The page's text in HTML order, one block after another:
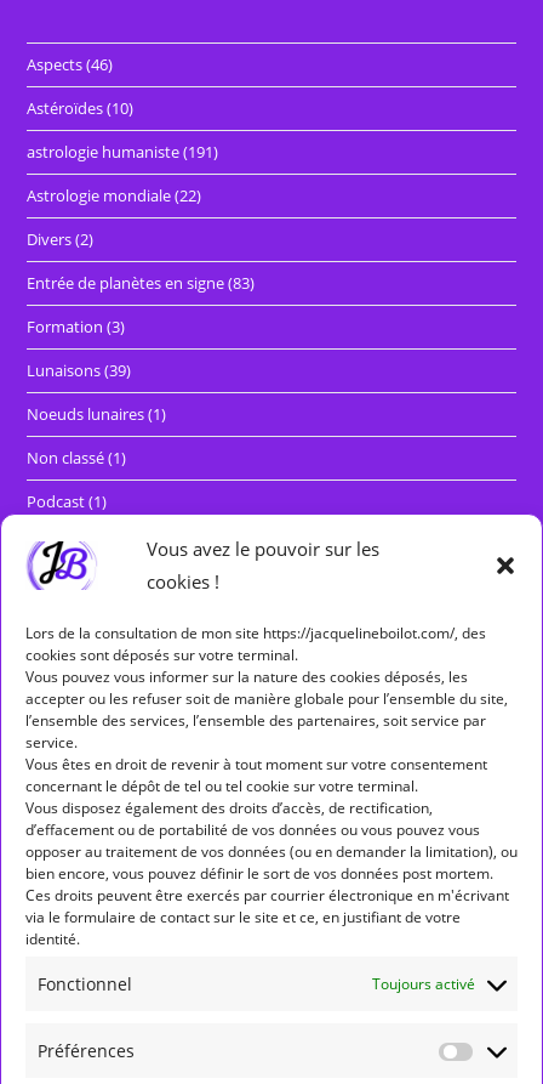
Vous avez le pouvoir sur les
cookies !
Lors de la consultation de mon site https://jacquelineboilot.com/, des
cookies sont déposés sur votre terminal.
Vous pouvez vous informer sur la nature des cookies déposés, les
accepter ou les refuser soit de manière globale pour l’ensemble du site,
l’ensemble des services, l’ensemble des partenaires, soit service par
service.
Vous êtes en droit de revenir à tout moment sur votre consentement
concernant le dépôt de tel ou tel cookie sur votre terminal.
Vous disposez également des droits d’accès, de rectification,
d’effacement ou de portabilité de vos données ou vous pouvez vous
opposer au traitement de vos données (ou en demander la limitation), ou
bien encore, vous pouvez définir le sort de vos données post mortem.
Ces droits peuvent être exercés par courrier électronique en m'écrivant
via le formulaire de contact sur le site et ce, en justifiant de votre
identité.
Fonctionnel Toujours activé
Préférences
Aspects(46)
Astéroïdes(10)
astrologie humaniste(191)
Astrologie mondiale(22)
Divers(2)
Entrée de planètes en signe(83)
Formation (3)
Lunaisons(39)
Noeuds lunaires(1)
Non classé(1)
Podcast(1)
Rétrogradations et marches directes(29)
Séminaires
Étiquettes
ALLÔ ALLÔ MERCURE ASPECT ASPECTS
ASTROLOGIE ASTROLOGIE HUMANISTE
ASTROLOGIE MONDIALE ASTÉROÏDES BALANCE
BÉLIER CANCER CAPRICORNE CARRÉ
CONJONCTION ENTRÉE DE PLANÈTE EN SIGNE
FORMATION JUNON
LUNAISON
OPPOSITION POISSONS